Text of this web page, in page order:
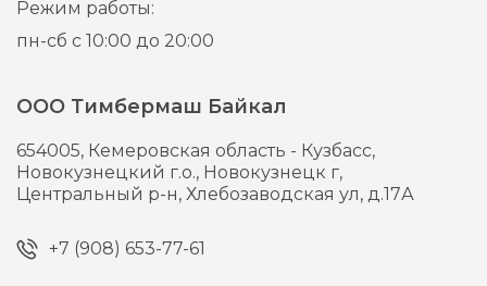
Режим работы:
пн-сб с 10:00 до 20:00
ООО Тимбермаш Байкал
654005, Кемеровская область - Кузбасс,
Новокузнецкий г.о., Новокузнецк г,
Центральный р-н, Хлебозаводская ул, д.17А
+7 (908) 653-77-61